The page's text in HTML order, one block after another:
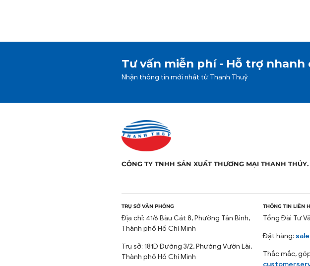
Tư vấn miễn phí - Hỗ trợ nhanh
Nhận thông tin mới nhất từ Thanh Thuỷ
CÔNG TY TNHH SẢN XUẤT THƯƠNG MẠI THANH THỦY.
TRỤ SỞ VĂN PHÒNG
Địa chỉ: 41/6 Bàu Cát 8, Phường Tân Bình,
Thành phố Hồ Chí Minh
Trụ sở: 181D Đường 3/2, Phường Vườn Lài,
Thành phố Hồ Chí Minh
THÔNG TIN LIÊN
Tổng Đài Tư
Đặt hàng:
Thắc mắc,